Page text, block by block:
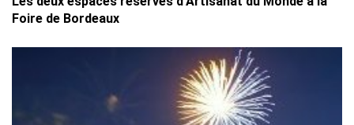
Foire de Bordeaux